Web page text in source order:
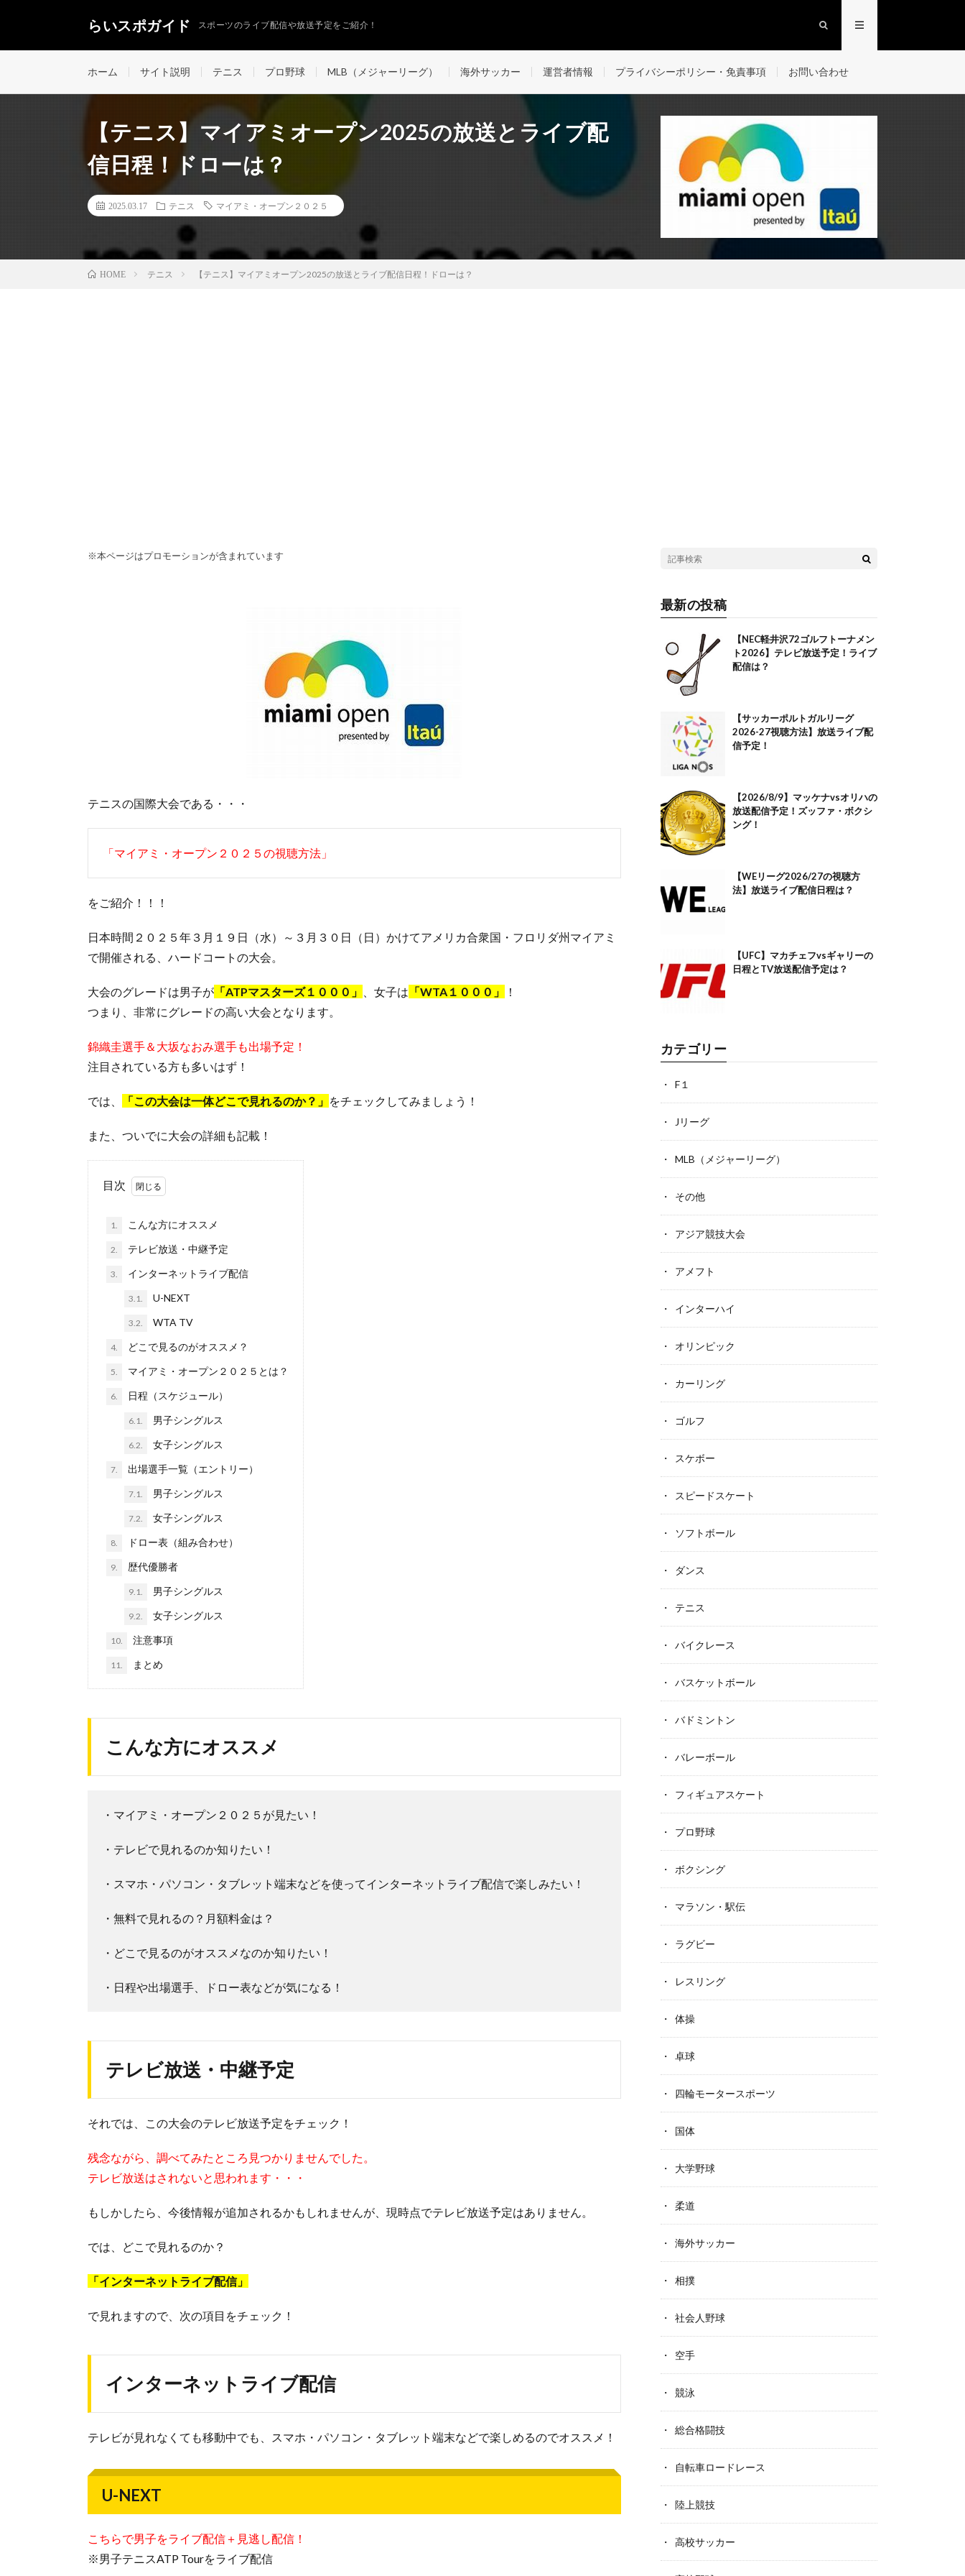
らいスポガイド スポーツのライブ配信や放送予定をご紹介！
ホーム サイト説明 テニス プロ野球 MLB（メジャーリーグ） 海外サッカー 運営者情報 プライバシーポリシー・免責事項 お問い合わせ
【テニス】マイアミオープン2025の放送とライブ配
信日程！ドローは？
2025.03.17 テニス マイアミ・オープン２０２５
HOME テニス 【テニス】マイアミオープン2025の放送とライブ配信日程！ドローは？
※本ページはプロモーションが含まれています
テニスの国際大会である・・・
「マイアミ・オープン２０２５の視聴方法」
をご紹介！！！
日本時間２０２５年３月１９日（水）～３月３０日（日）かけてアメリカ合衆国・フロリダ州マイアミ
で開催される、ハードコートの大会。
大会のグレードは男子が 「ATPマスターズ１０００」 、女子は 「WTA１０００」
！
つまり、非常にグレードの高い大会となります。
錦織圭選手＆大坂なおみ選手も出場予定！
注目されている方も多いはず！
では、 「この大会は一体どこで見れるのか？」 をチェックしてみましょう！
また、ついでに大会の詳細も記載！
目次
1. こんな方にオススメ
2. テレビ放送・中継予定
3. インターネットライブ配信
3.1. U-NEXT
3.2. WTA TV
4. どこで見るのがオススメ？
5. マイアミ・オープン２０２５とは？
6. 日程（スケジュール）
6.1. 男子シングルス
6.2. 女子シングルス
7. 出場選手一覧（エントリー）
7.1. 男子シングルス
7.2. 女子シングルス
8. ドロー表（組み合わせ）
9. 歴代優勝者
9.1. 男子シングルス
9.2. 女子シングルス
10. 注意事項
11. まとめ
こんな方にオススメ
・マイアミ・オープン２０２５が見たい！
・テレビで見れるのか知りたい！
・スマホ・パソコン・タブレット端末などを使ってインターネットライブ配信で楽しみたい！
・無料で見れるの？月額料金は？
・どこで見るのがオススメなのか知りたい！
・日程や出場選手、ドロー表などが気になる！
テレビ放送・中継予定
それでは、この大会のテレビ放送予定をチェック！
残念ながら、調べてみたところ見つかりませんでした。
テレビ放送はされないと思われます・・・
もしかしたら、今後情報が追加されるかもしれませんが、現時点でテレビ放送予定はありません。
では、どこで見れるのか？
「インターネットライブ配信」
で見れますので、次の項目をチェック！
インターネットライブ配信
テレビが見れなくても移動中でも、スマホ・パソコン・タブレット端末などで楽しめるのでオススメ！
U-NEXT
こちらで男子をライブ配信＋見逃し配信！
※男子テニスATP Tourをライブ配信
最新の投稿
【NEC軽井沢72ゴルフトーナメン
ト2026】テレビ放送予定！ライブ
配信は？
【サッカーポルトガルリーグ
2026-27視聴方法】放送ライブ配
信予定！
【2026/8/9】マッケナvsオリハの
放送配信予定！ズッファ・ボクシ
ング！
【WEリーグ2026/27の視聴方
法】放送ライブ配信日程は？
【UFC】マカチェフvsギャリーの
日程とTV放送配信予定は？
カテゴリー
F１
Jリーグ
MLB（メジャーリーグ）
その他
アジア競技大会
アメフト
インターハイ
オリンピック
カーリング
ゴルフ
スケボー
スピードスケート
ソフトボール
ダンス
テニス
バイクレース
バスケットボール
バドミントン
バレーボール
フィギュアスケート
プロ野球
ボクシング
マラソン・駅伝
ラグビー
レスリング
体操
卓球
四輪モータースポーツ
国体
大学野球
柔道
海外サッカー
相撲
社会人野球
空手
競泳
総合格闘技
自転車ロードレース
陸上競技
高校サッカー